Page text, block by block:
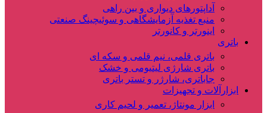
آداپتورهای دیواری و بین راهی
منبع تغذیه آزمایشگاهی و سوئیچینگ صنعتی
اینورتر و کانورتر
باتری
باتری قلمی، نیم قلمی و سکه ای
باتری شارژی لیتیومی و خشک
جاباتری، شارژر و تستر باتری
ابزارآلات و تجهیزات
ابزار مونتاژ، تعمیر و لحیم کاری